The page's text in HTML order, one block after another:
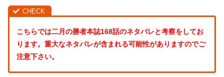
こちらでは二月の勝者本誌168話のネタバレと考察をしてお
ります。重大なネタバレが含まれる可能性がありますのでご
注意下さい。